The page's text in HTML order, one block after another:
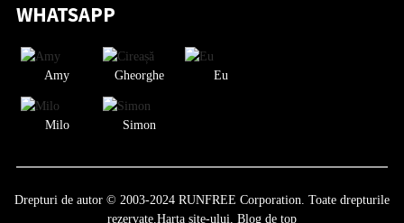
WHATSAPP
Amy Gheorghe Eu
Milo Simon
Drepturi de autor © 2003-2024 RUNFREE Corporation. Toate drepturile
rezervate.Harta site-ului, Blog de top